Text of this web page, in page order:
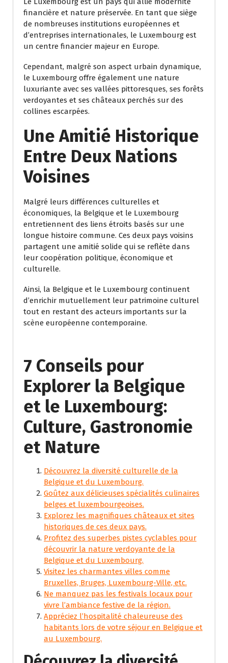
financière et nature préservée. En tant que siège
de nombreuses institutions européennes et
d’entreprises internationales, le Luxembourg est
un centre financier majeur en Europe.
Cependant, malgré son aspect urbain dynamique,
le Luxembourg offre également une nature
luxuriante avec ses vallées pittoresques, ses forêts
verdoyantes et ses châteaux perchés sur des
collines escarpées.
Une Amitié Historique
Entre Deux Nations
Voisines
Malgré leurs différences culturelles et
économiques, la Belgique et le Luxembourg
entretiennent des liens étroits basés sur une
longue histoire commune. Ces deux pays voisins
partagent une amitié solide qui se reflète dans
leur coopération politique, économique et
culturelle.
Ainsi, la Belgique et le Luxembourg continuent
d’enrichir mutuellement leur patrimoine culturel
tout en restant des acteurs importants sur la
scène européenne contemporaine.
7 Conseils pour
Explorer la Belgique
et le Luxembourg:
Culture, Gastronomie
et Nature
Découvrez la diversité culturelle de la
Belgique et du Luxembourg.
Goûtez aux délicieuses spécialités culinaires
belges et luxembourgeoises.
Explorez les magnifiques châteaux et sites
historiques de ces deux pays.
Profitez des superbes pistes cyclables pour
découvrir la nature verdoyante de la
Belgique et du Luxembourg.
Visitez les charmantes villes comme
Bruxelles, Bruges, Luxembourg-Ville, etc.
Ne manquez pas les festivals locaux pour
vivre l’ambiance festive de la région.
Appréciez l’hospitalité chaleureuse des
habitants lors de votre séjour en Belgique et
au Luxembourg.